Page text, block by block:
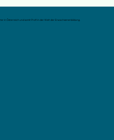
in Österreich und somit Profi in der Welt der Erwachsenenbildung.